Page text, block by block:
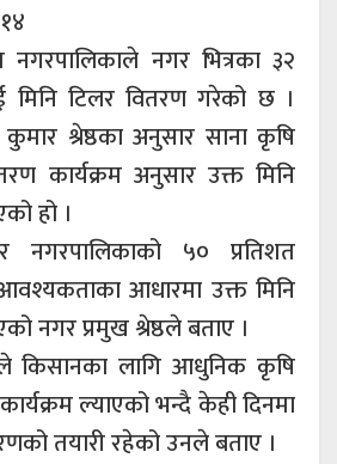
नगरपालिकाले नगर भित्रका ३२
टिलर वितरण गरेको छ ।
श्रेष्ठका अनुसार साना कृषि
कार्यक्रम अनुसार उक्त मिनि
हो ।
५० प्रतिशत
आधारमा उक्त मिनि
नगर प्रमुख श्रेष्ठले बताए ।
किसानका लागि आधुनिक कृषि
ल्याएको भन्दै केही दिनमा
तयारी रहेको उनले बताए ।